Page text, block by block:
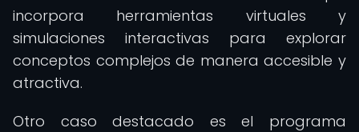
incorpora herramientas virtuales y
simulaciones interactivas para explorar
conceptos complejos de manera accesible y
atractiva.
Otro caso destacado es el programa